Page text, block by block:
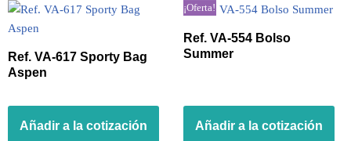
Ref. VA-617 Sporty Bag
Aspen
Añadir a la cotización
¡Oferta!
Ref. VA-554 Bolso
Summer
Añadir a la cotización